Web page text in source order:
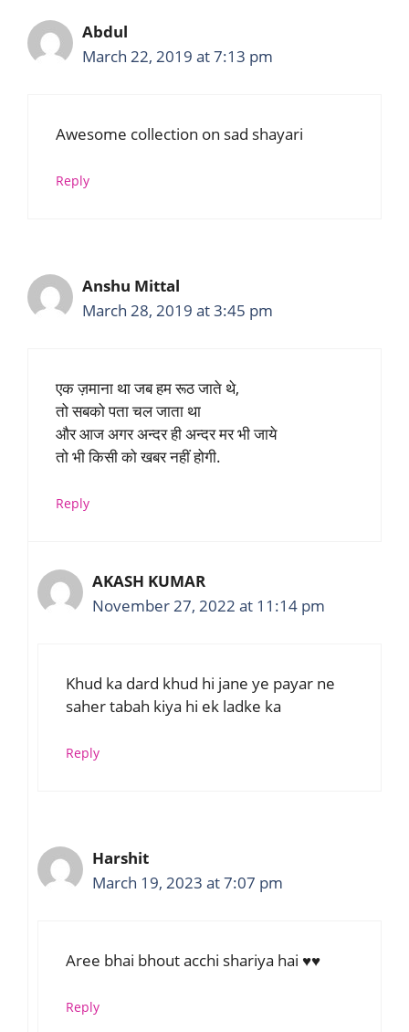
Abdul
March 22, 2019 at 7:13 pm
Awesome collection on sad shayari
Reply
Anshu Mittal
March 28, 2019 at 3:45 pm
एक ज़माना था जब हम रूठ जाते थे,
तो सबको पता चल जाता था
और आज अगर अन्दर ही अन्दर मर भी जाये
तो भी किसी को खबर नहीं होगी.
Reply
AKASH KUMAR
November 27, 2022 at 11:14 pm
Khud ka dard khud hi jane ye payar ne
saher tabah kiya hi ek ladke ka
Reply
Harshit
March 19, 2023 at 7:07 pm
Aree bhai bhout acchi shariya hai ♥️♥️
Reply